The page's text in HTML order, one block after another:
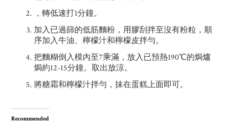
，轉低速打1分鐘。
加入已過篩的低筋麵粉，用膠刮拌至沒有粉粒，順
序加入牛油、檸檬汁和檸檬皮拌勻。
把麵糊倒入模內至7乘滿，放入已預熱190℃的焗爐
焗約12-15分鐘。取出放涼。
將糖霜和檸檬汁拌勻，抹在蛋糕上面即可。
Recommended